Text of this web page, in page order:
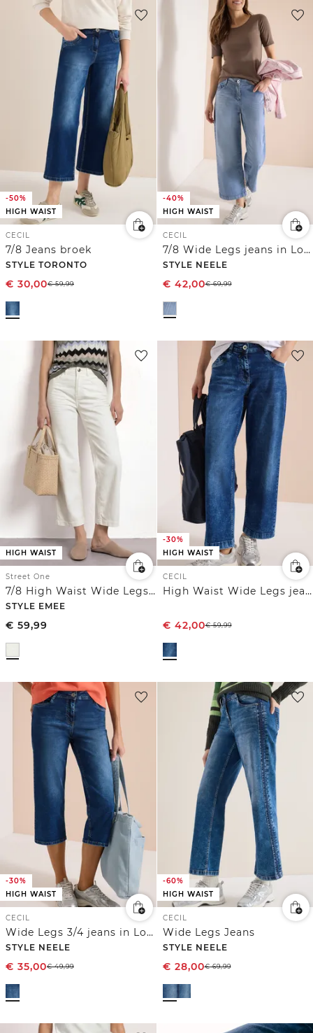
-50%
HIGH WAIST
CECIL
7/8 Jeans broek
STYLE TORONTO
€ 30,00€59,99
-40%
HIGH WAIST
CECIL
7/8 Wide Legs jeans in Loose Fit
STYLE NEELE
€ 42,00€69,99
HIGH WAIST
Street One
7/8 High Waist Wide Legs jeans in Loose Fit
STYLE EMEE
€ 59,99
-30%
HIGH WAIST
CECIL
High Waist Wide Legs jeans in Loose Fit
€ 42,00€59,99
-30%
HIGH WAIST
CECIL
Wide Legs 3/4 jeans in Loose Fit
STYLE NEELE
€ 35,00€49,99
-60%
HIGH WAIST
CECIL
Wide Legs Jeans
STYLE NEELE
€ 28,00€69,99